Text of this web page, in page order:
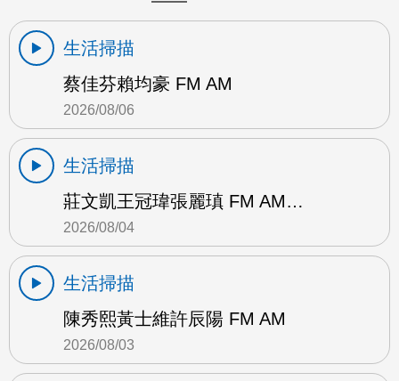
生活掃描
蔡佳芬賴均豪 FM AM
2026/08/06
生活掃描
莊文凱王冠瑋張麗瑱 FM AM…
2026/08/04
生活掃描
陳秀熙黃士維許辰陽 FM AM
2026/08/03